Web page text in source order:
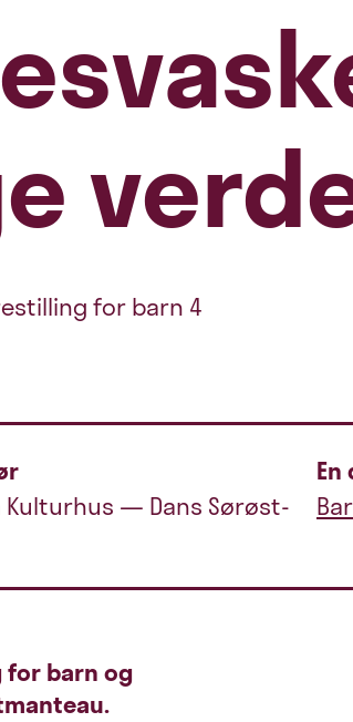
for barn 4
— Dans Sørøst-
En
barn og